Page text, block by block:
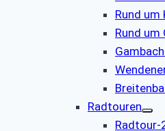
Rund um
Rund um
Radtouren